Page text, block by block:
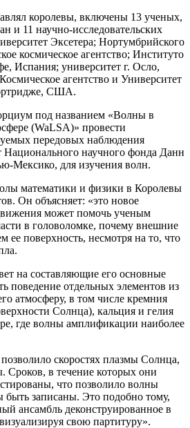
королевы, включены 13 ученых,
и 11 научно-исследовательских
Эксетера; Нортумбрийского
космическое агентство; Институто
Испания; университет г. Осло,
агентство и Университет
США.
под названием «Волны в
(WaLSA)» провести
передовых наблюдения
Национального научного фонда Данн
Мексико, для изучения волн.
математики и физики в Королевы
Он объясняет: «это новое
может помочь ученым
в головоломке, почему внешние
ее поверхность, несмотря на то, что
на составляющие его основные
поведение отдельных элементов из
атмосферу, в том числе кремния
Солнца), кальция и гелия
где волны амплификации наиболее
скоростях плазмы Солнца,
Сроков, в течение которых они
что позволило волны
записаны. Это подобно тому,
ансамбль деконструированное в
свою партитуру».